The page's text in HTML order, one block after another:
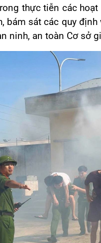
thực tiễn các
bám sát các quy
ninh, an toàn Cơ sở